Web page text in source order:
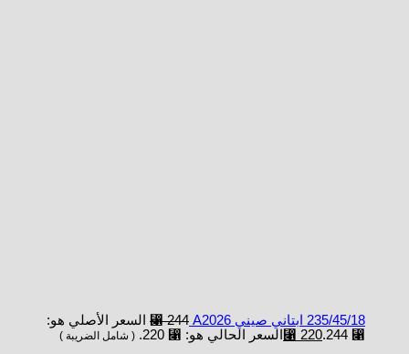
235/45/18 ابتاني صيني A2026 ⃁244
السعر الأصلي هو:
⃁ 244.
⃁ 220 السعر الحالي هو: ⃁ 220. ( شامل الضريبة )